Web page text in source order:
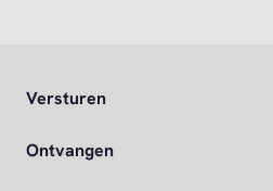
Versturen
Ontvangen